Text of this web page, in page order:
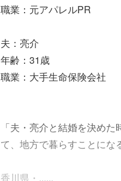
職業：元アパレルPR
夫：亮介
年齢：31歳
職業：大手生命保険会社
「夫・亮介と結婚を決め
て、地方で暮らすことにな
香川県・......